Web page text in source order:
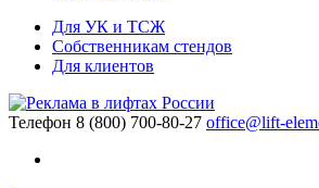
Для УК и ТСЖ
Собственникам стендов
Для клиентов
Телефон 8 (800) 700-80-27 office@lift-